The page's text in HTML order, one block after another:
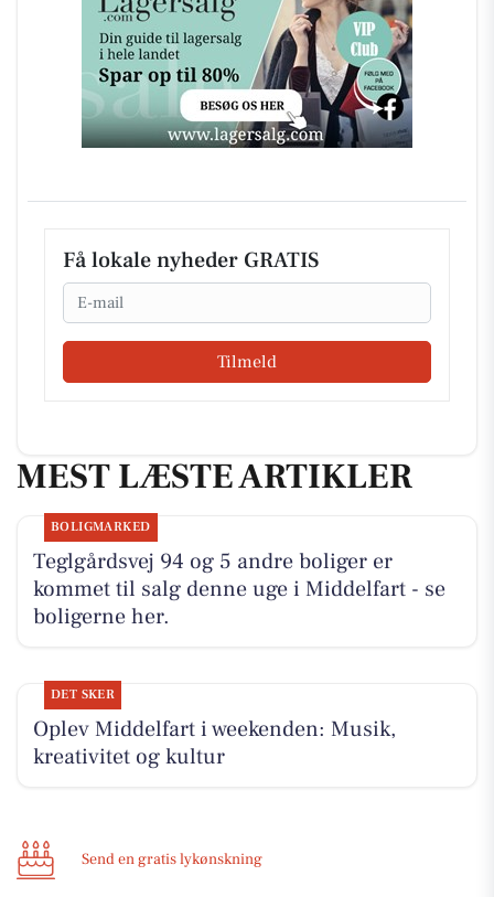
Få lokale nyheder GRATIS
Email
Tilmeld
MEST LÆSTE ARTIKLER
BOLIGMARKED
Teglgårdsvej 94 og 5 andre boliger er
kommet til salg denne uge i Middelfart - se
boligerne her.
DET SKER
Oplev Middelfart i weekenden: Musik,
kreativitet og kultur
Send en gratis lykønskning